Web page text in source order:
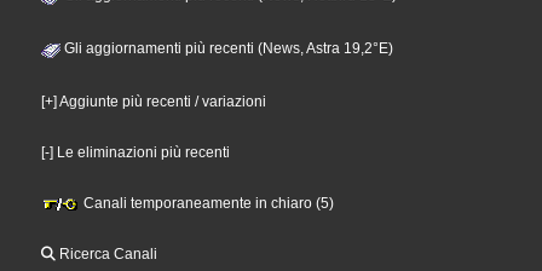
Gli aggiornamenti più recenti (News, Astra 19,2°E)
[+] Aggiunte più recenti / variazioni
[-] Le eliminazioni più recenti
Canali temporaneamente in chiaro (5)
Ricerca Canali